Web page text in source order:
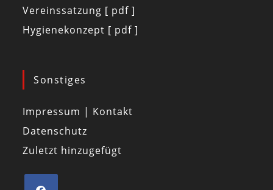
Vereinssatzung [ pdf ]
Hygienekonzept [ pdf ]
Sonstiges
Impressum | Kontakt
Datenschutz
Zuletzt hinzugefügt